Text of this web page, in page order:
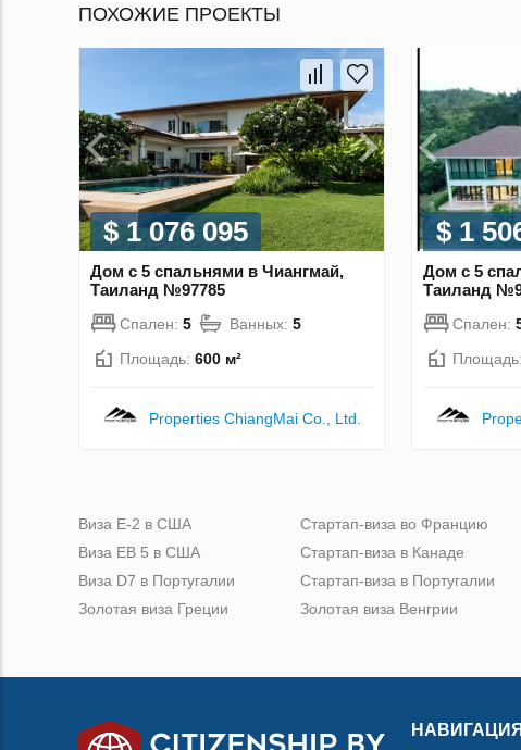
ПОХОЖИЕ ПРОЕКТЫ
$ 1 076 095
Дом с 5 спальнями в Чиангмай,
Таиланд №97785
Спален: 5 Ванных: 5
Площадь: 600 м²
Properties ChiangMai Co., Ltd.
$ 1
Дом с 5
Таиланд
Спален:
Площадь:
Виза Е-2 в США
Виза ЕВ 5 в США
Виза D7 в Португалии
Золотая виза Греции
Стартап-виза во Францию
Стартап-виза в Канаде
Стартап-виза в Португалии
Золотая виза Венгрии
НАВИГАЦИЯ